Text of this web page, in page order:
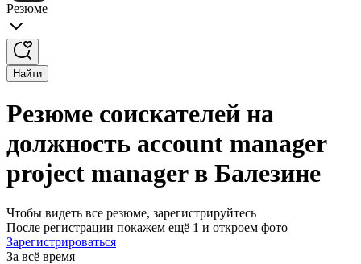
Резюме
Найти
Резюме соискателей на
должность account manager
project manager в Балезине
Чтобы видеть все резюме, зарегистрируйтесь
После регистрации покажем ещё 1 и откроем фото
Зарегистрироваться
За всё время